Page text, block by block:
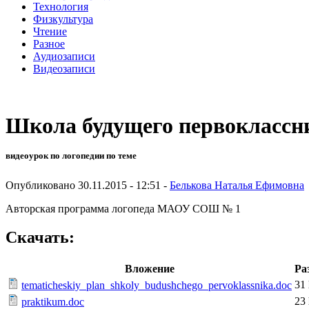
Технология
Физкультура
Чтение
Разное
Аудиозаписи
Видеозаписи
Школа будущего
видеоурок по логопедии по теме
Опубликовано 30.11.2015 - 12:51 - Белькова Наталья Ефимовна
Авторская программа логопеда МАОУ СОШ № 1
Скачать:
Вложение
tematicheskiy_plan_shkoly_budushchego_pervoklassnika.doc 31
praktikum.doc